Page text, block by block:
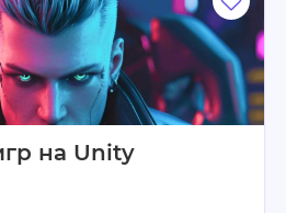
на Unity